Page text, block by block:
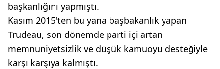
başkanlığını yapmıştı.
Kasım 2015'ten bu yana başbakanlık yapan
Trudeau, son dönemde parti içi artan
memnuniyetsizlik ve düşük kamuoyu desteğiyle
karşı karşıya kalmıştı.